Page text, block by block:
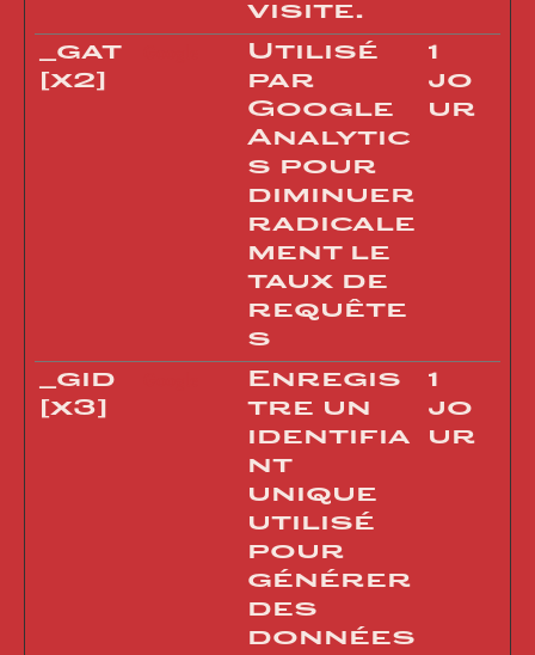
visite.
_gat
[x2]
Utilisé
par
Google
Analytic
s pour
diminuer
radicale
ment le
taux de
requête
s
1
jo
ur
_gid
[x3]
Enregis
tre un
identifia
nt
unique
utilisé
pour
générer
des
données
1
jo
ur